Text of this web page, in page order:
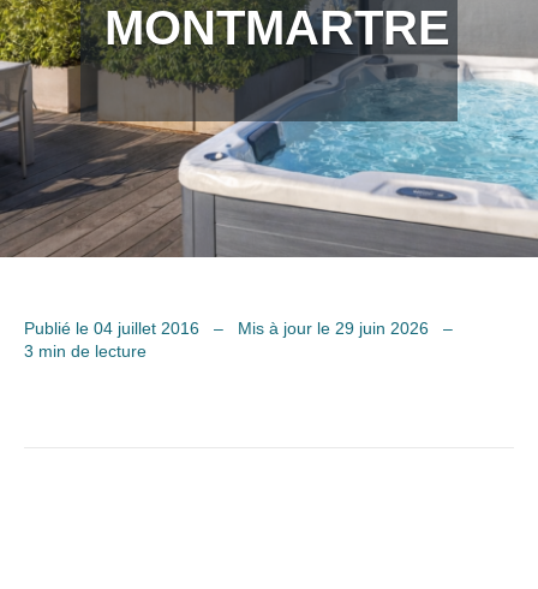
MONTMARTRE
Publié le 04 juillet 2016 – Mis à jour le 29 juin 2026
–
3 min de lecture